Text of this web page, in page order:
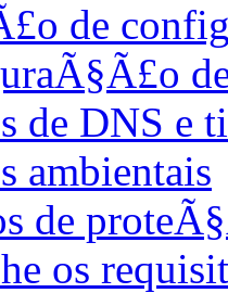
de
de DNS e
ambientais
de
os